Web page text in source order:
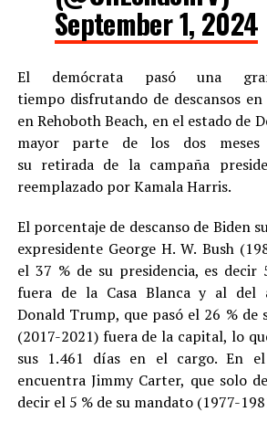
September 1, 2024
El demócrata pasó una
tiempo disfrutando de descansos en
en Rehoboth Beach, en el estado de
mayor parte de los dos
su retirada de la campaña
reemplazado por Kamala Harris.
El porcentaje de descanso de Biden
expresidente George H. W. Bush
el 37 % de su presidencia, es decir
fuera de la Casa Blanca y al del
Donald Trump, que pasó el 26 % de
(2017-2021) fuera de la capital, lo
sus 1.461 días en el cargo. En
encuentra Jimmy Carter, que solo
decir el 5 % de su mandato (1977-